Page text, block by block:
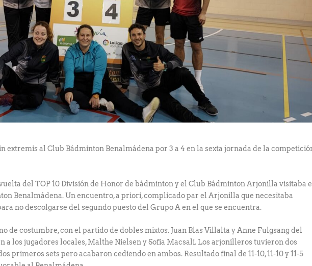
extremis al Club Bádminton Benalmádena por 3 a 4 en la sexta jornada de la
del TOP 10 División de Honor de bádminton y el Club Bádminton Arjonilla visitaba
Benalmádena. Un encuentro, a priori, complicado par el Arjonilla que necesitaba
no descolgarse del segundo puesto del Grupo A en el que se encuentra.
de costumbre, con el partido de dobles mixtos. Juan Blas Villalta y Anne Fulgsang del
a los jugadores locales, Malthe Nielsen y Sofia Macsali. Los arjonilleros tuvieron dos
primeros sets pero acabaron cediendo en ambos. Resultado final de 11-10, 11-10 y 11-5